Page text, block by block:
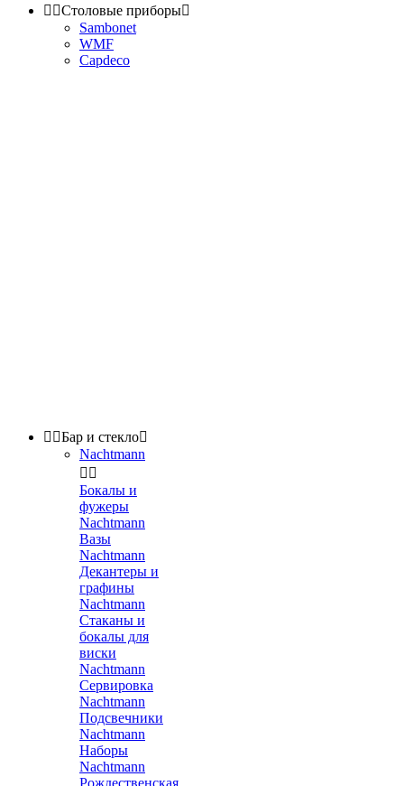
 Столовые приборы
Sambonet
WMF
Capdeco
 Бар и стекло
Nachtmann
 
Бокалы и
фужеры
Nachtmann
Вазы
Nachtmann
Декантеры и
графины
Nachtmann
Стаканы и
бокалы для
виски
Nachtmann
Сервировка
Nachtmann
Подсвечники
Nachtmann
Наборы
Nachtmann
Рождественская